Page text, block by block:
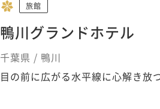
旅館
鴨川グランドホテル
千葉県 / 鴨川
目の前に広がる水平線に心解き放